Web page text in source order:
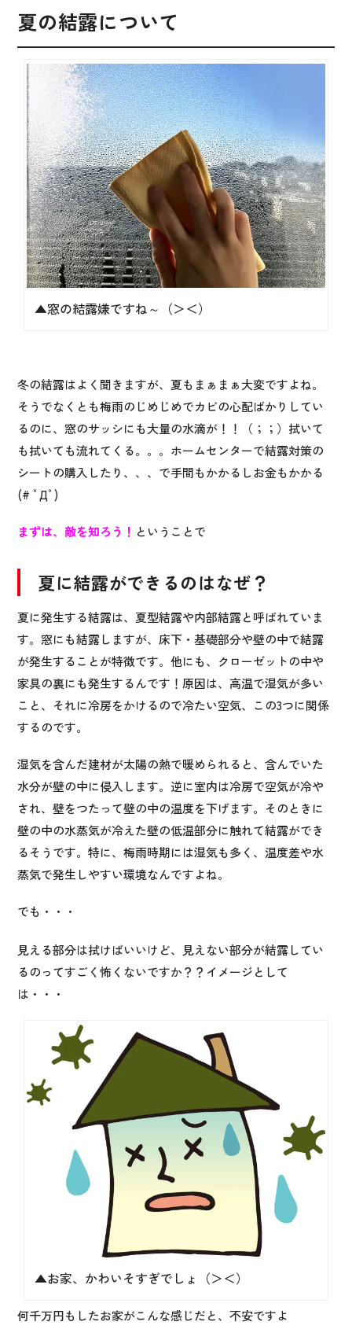
夏の結露について
▲窓の結露嫌ですね～（＞＜）
冬の結露はよく聞きますが、夏もまぁまぁ大変ですよね。
そうでなくとも梅雨のじめじめでカビの心配ばかりしてい
るのに、窓のサッシにも大量の水滴が！！（；；）拭いて
も拭いても流れてくる。。。ホームセンターで結露対策の
シートの購入したり、、、で手間もかかるしお金もかかる
(# ﾟДﾟ)
まずは、敵を知ろう！ ということで
夏に結露ができるのはなぜ？
夏に発生する結露は、夏型結露や内部結露と呼ばれていま
す。窓にも結露しますが、床下・基礎部分や壁の中で結露
が発生することが特徴です。他にも、クローゼットの中や
家具の裏にも発生するんです！原因は、高温で湿気が多い
こと、それに冷房をかけるので冷たい空気、この3つに関係
するのです。
湿気を含んだ建材が太陽の熱で暖められると、含んでいた
水分が壁の中に侵入します。逆に室内は冷房で空気が冷や
され、壁をつたって壁の中の温度を下げます。そのときに
壁の中の水蒸気が冷えた壁の低温部分に触れて結露ができ
るそうです。特に、梅雨時期には湿気も多く、温度差や水
蒸気で発生しやすい環境なんですよね。
でも・・・
見える部分は拭けばいいけど、見えない部分が結露してい
るのってすごく怖くないですか？？イメージとして
は・・・
▲お家、かわいそすぎでしょ（＞＜）
何千万円もしたお家がこんな感じだと、不安ですよ